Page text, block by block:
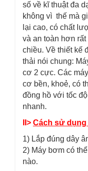
số về kĩ thuật đa
không vì thế mà
lại cao, có chất
và an toàn hơn
chiều. Về thiết kế
thải nói chung:
cơ 2 cực. Các
cơ bền, khoẻ, có
đồng hồ với tốc
nhanh.
II> Cách sử dụng
1) Lắp đúng dây
2) Máy bơm có
nào.